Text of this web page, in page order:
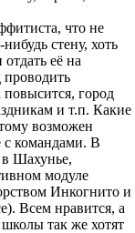
что не
стену, хоть
её на
проводить
повысится, город
и т.п. Какие
возможен
с командами. В
Шахунье,
модуле
Инкогнито и
Всем нравится, а
так же хотят